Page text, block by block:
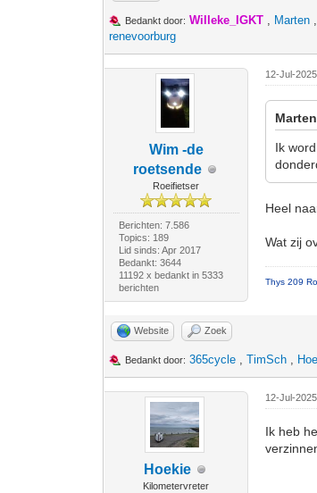
Bedankt door: Willeke_IGKT , Marten
renevoorburg
Wim -de
roetsende
Roeifietser
Berichten: 7.586
Topics: 189
Lid sinds: Apr 2017
Bedankt: 3644
11192 x bedankt in 5333
berichten
12-Jul-
Ik
Heel
Wat zij
Thys 209
Website Zoek
Bedankt door: 365cycle ,TimSch ,
Hoekie
Kilometervreter
12-Jul-
Ik heb